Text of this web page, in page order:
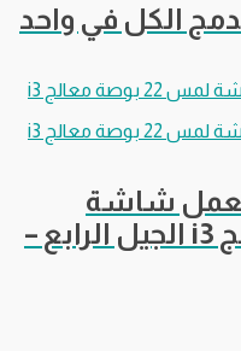
الكل في واحد
شاشة
لمس 22 بوصة معالج i3 الجيل الرابع –